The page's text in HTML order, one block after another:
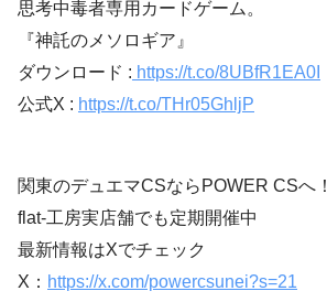
思考中毒者専用カードゲーム。
『神託のメソロギア』
ダウンロード : https://t.co/8UBfR1EA0I
公式X : https://t.co/THr05GhljP
関東のデュエマCSならPOWER CSへ！
flat-工房実店舗でも定期開催中
最新情報はXでチェック
X： https://x.com/powercsunei?s=21